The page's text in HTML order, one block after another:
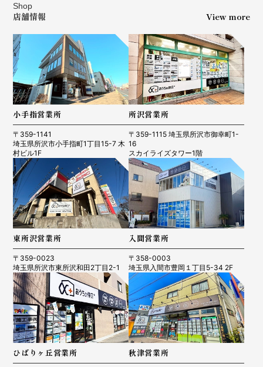
Shop
店舗情報 View more
小手指営業所
〒359-1141
埼玉県所沢市小手指町1丁目15-7 木
村ビル1F
所沢営業所
〒359-1115 埼玉県所沢市御幸町1-
16
スカイライズタワー1階
東所沢営業所
〒359-0023
埼玉県所沢市東所沢和田2丁目2-1
入間営業所
〒358-0003
埼玉県入間市豊岡１丁目5-34 2F
ひばりヶ丘営業所 秋津営業所